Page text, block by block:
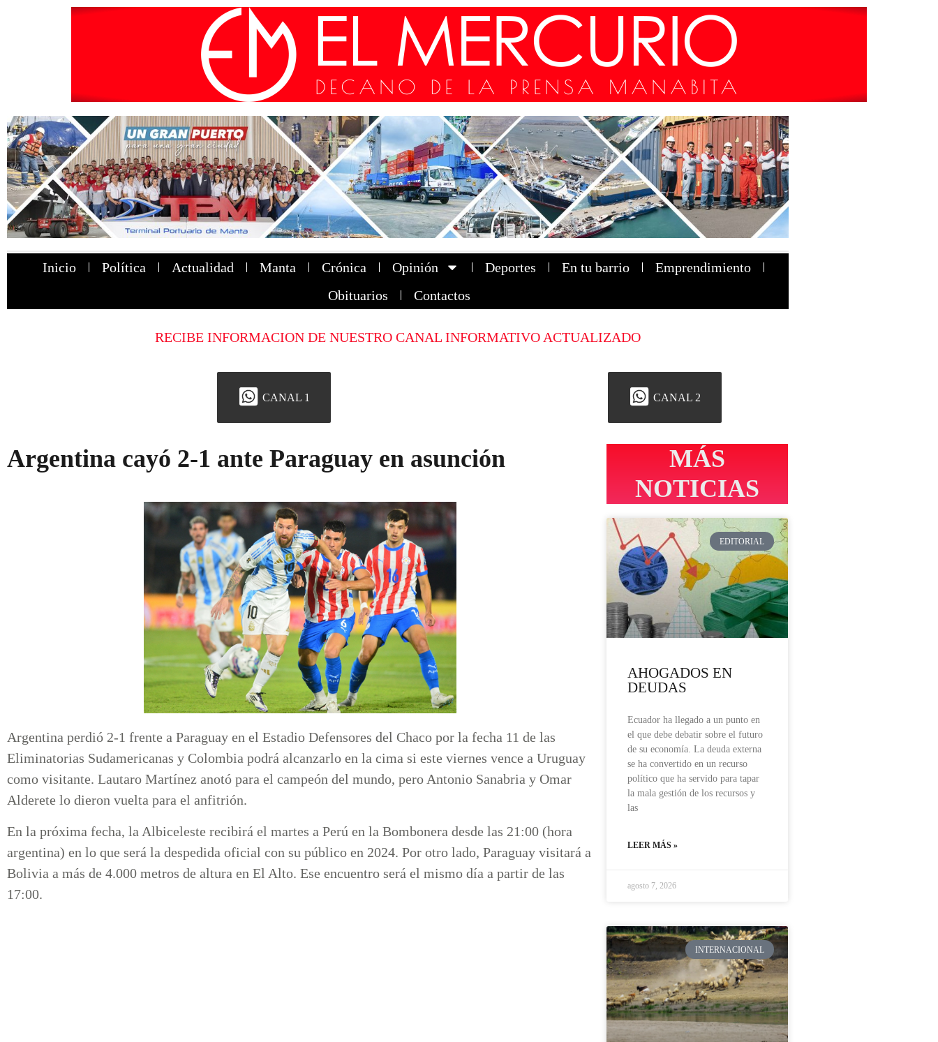
Inicio Política Actualidad Manta Crónica Opinión Deportes En tu barrio
Emprendimiento
Obituarios
Contactos
RECIBE INFORMACION DE NUESTRO CANAL INFORMATIVO ACTUALIZADO
CANAL 1 CANAL 2
Argentina cayó 2-1 ante Paraguay en asunción
Argentina perdió 2-1 frente a Paraguay en el Estadio Defensores del Chaco por la fecha 11 de las
Eliminatorias Sudamericanas y Colombia podrá alcanzarlo en la cima si este viernes vence a Uruguay
como visitante. Lautaro Martínez anotó para el campeón del mundo, pero Antonio Sanabria y Omar
Alderete lo dieron vuelta para el anfitrión.
En la próxima fecha, la Albiceleste recibirá el martes a Perú en la Bombonera desde las 21:00 (hora
argentina) en lo que será la despedida oficial con su público en 2024. Por otro lado, Paraguay visitará a
Bolivia a más de 4.000 metros de altura en El Alto. Ese encuentro será el mismo día a partir de las
17:00.
MÁS
NOTICIAS
EDITORIAL
AHOGADOS EN
DEUDAS
Ecuador ha llegado a un punto en
el que debe debatir sobre el futuro
de su economía. La deuda externa
se ha convertido en un recurso
político que ha servido para tapar
la mala gestión de los recursos y
las
LEER MÁS »
agosto 7, 2026
INTERNACIONAL